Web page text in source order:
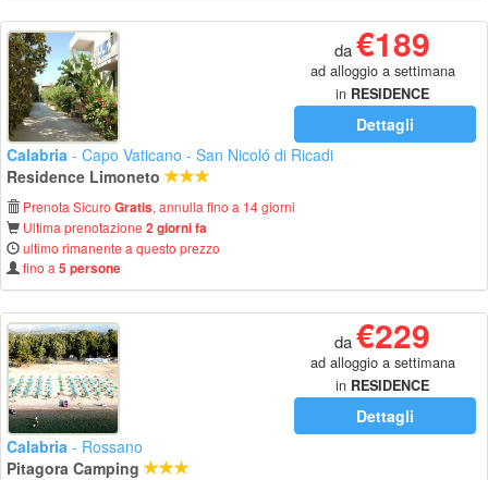
da€189
ad alloggio a settimana
in RESIDENCE
Dettagli
Calabria - Capo Vaticano - San Nicoló di Ricadi
Residence Limoneto
Prenota Sicuro Gratis, annulla fino a 14 giorni
Ultima prenotazione 2 giorni fa
ultimo rimanente a questo prezzo
fino a 5 persone
da€229
ad alloggio a settimana
in RESIDENCE
Dettagli
Calabria - Rossano
Pitagora Camping